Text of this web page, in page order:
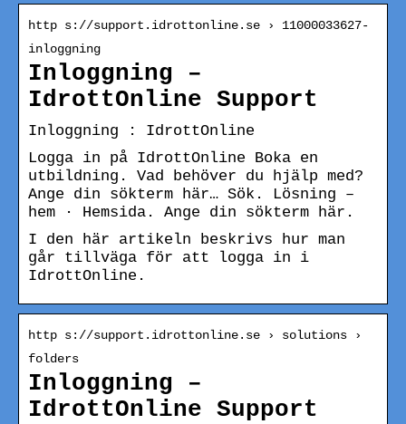
http s://support.idrottonline.se › 11000033627-
inloggning
Inloggning –
IdrottOnline Support
Inloggning : IdrottOnline
Logga in på IdrottOnline Boka en
utbildning. Vad behöver du hjälp med?
Ange din sökterm här… Sök. Lösning –
hem · Hemsida. Ange din sökterm här.
I den här artikeln beskrivs hur man
går tillväga för att logga in i
IdrottOnline.
http s://support.idrottonline.se › solutions ›
folders
Inloggning –
IdrottOnline Support